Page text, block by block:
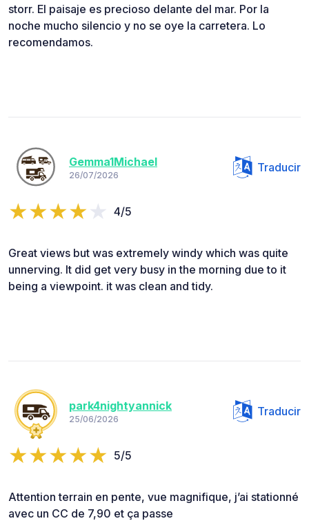
storr. El paisaje es precioso delante del mar. Por la
noche mucho silencio y no se oye la carretera. Lo
recomendamos.
Gemma1Michael
26/07/2026
Traducir
4/5
Great views but was extremely windy which was quite
unnerving. It did get very busy in the morning due to it
being a viewpoint. it was clean and tidy.
park4nightyannick
25/06/2026
Traducir
5/5
Attention terrain en pente, vue magnifique, j’ai stationné
avec un CC de 7,90 et ça passe